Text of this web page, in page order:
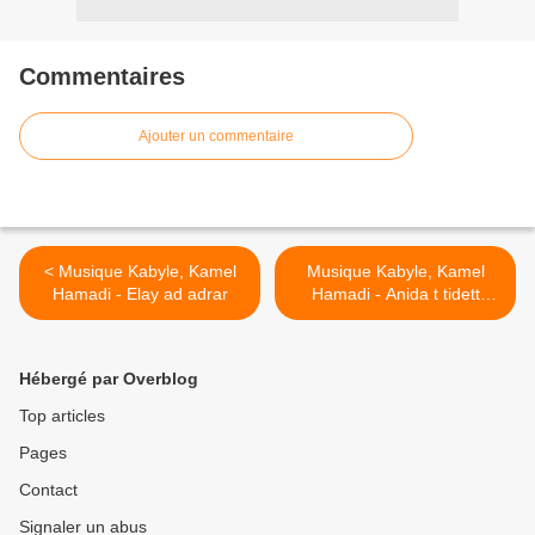
Commentaires
Ajouter un commentaire
< Musique Kabyle, Kamel
Hamadi - Elay ad adrar
Musique Kabyle, Kamel
Hamadi - Anida t tidett
(1965) >
Hébergé par Overblog
Top articles
Pages
Contact
Signaler un abus